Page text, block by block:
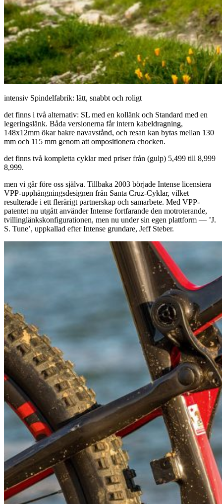
intensiv Spindelfabrik: lätt, snabbt och roligt
det finns i två alternativ: SL med en kollänk och Standard med en
legeringslänk. Båda versionerna får intern kabeldragning,
148x12mm ökar bakre navavstånd, och resan kan bytas mellan 130
mm och 115 mm genom att ompositionera chocken.
det finns två kompletta cyklar med priser från (gulp) 5,499 till 8,999
8,999.
men vi går före oss själva. Tillbaka 2003 började Intense licensiera
VPP-upphängningsdesignen från Santa Cruz-Cyklar, vilket
resulterade i ett flerårigt partnerskap och samarbete. Med VPP-
patentet nu utgått använder Intense fortfarande den motroterande,
tvillinglänkskonfigurationen, men nu under sin egen plattform — ’J.
S. Tune’, uppkallad efter Intense grundare, Jeff Steber.